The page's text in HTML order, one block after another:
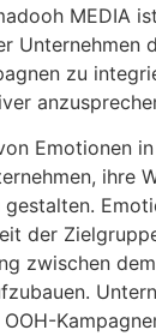
MEDIA
Unternehmen
zu
Emotionen
ihre
der
zwischen